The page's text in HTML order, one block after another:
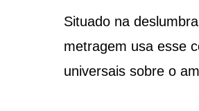
Situado na
metragem usa esse
universais sobre o